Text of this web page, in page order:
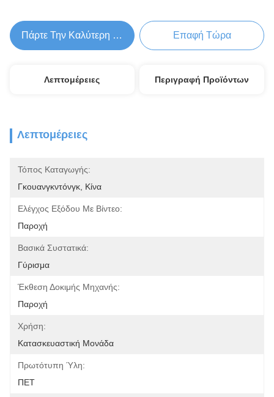
Πάρτε Την Καλύτερη Τιμή Επαφή Τώρα
Λεπτομέρειες Περιγραφή Προϊόντων
Λεπτομέρειες
Τόπος Καταγωγής:
Γκουανγκντόνγκ, Κίνα
Ελέγχος Εξόδου Με Βίντεο:
Παροχή
Βασικά Συστατικά:
Γύρισμα
Έκθεση Δοκιμής Μηχανής:
Παροχή
Χρήση:
Κατασκευαστική Μονάδα
Πρωτότυπη Ύλη:
ΠΕΤ